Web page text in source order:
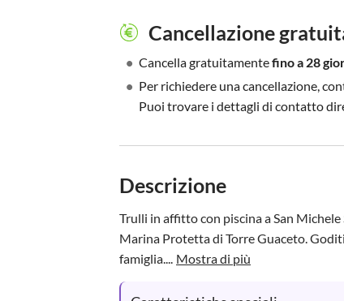
Cancellazione
• Cancella gratuitamentefino a 28
• Per richiedere una cancellazione,
Puoi trovare i dettagli di contatto
Descrizione
Trulli in affitto con piscina a San
Marina Protetta di Torre Guaceto.
famiglia.... Mostra di più